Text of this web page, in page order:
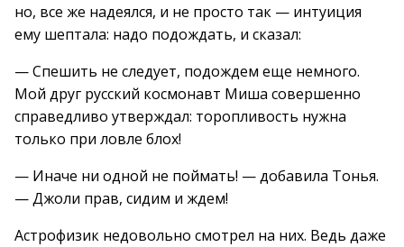
но, все же надеялся, и не просто так — интуиция
ему шептала: надо подождать, и сказал:
— Спешить не следует, подождем еще немного.
Мой друг русский космонавт Миша совершенно
справедливо утверждал: торопливость нужна
только при ловле блох!
— Иначе ни одной не поймать! — добавила Тонья.
— Джоли прав, сидим и ждем!
Астрофизик недовольно смотрел на них. Ведь даже